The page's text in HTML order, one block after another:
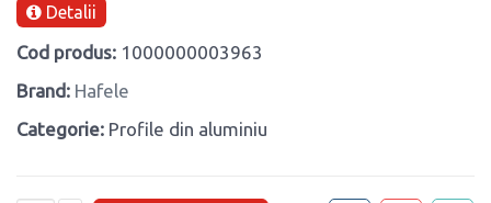
Detalii
Cod produs: 1000000003963
Brand: Hafele
Categorie: Profile din aluminiu